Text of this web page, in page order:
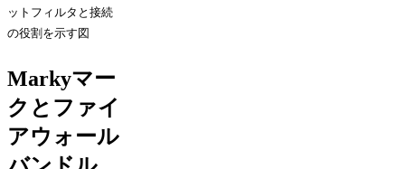
ットフィルタと接続
の役割を示す図
Markyマー
クとファイ
アウォール